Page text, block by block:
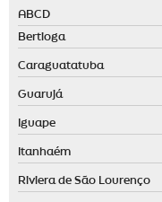
ABCD
Bertioga
Caraguatatuba
Guarujá
Iguape
Itanhaém
Riviera de São Lourenço